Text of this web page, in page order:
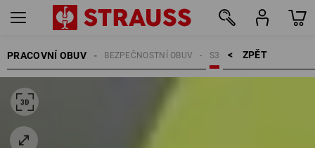
PRACOVNÍ OBUV ZPĚT    >
S3
BEZPEČNOSTNÍ OBUV